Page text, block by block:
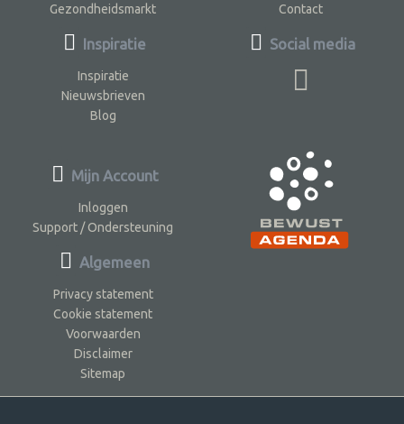
Gezondheidsmarkt
Inspiratie
Inspiratie
Nieuwsbrieven
Blog
Contact
Social media
Mijn Account
Inloggen
Support / Ondersteuning
Algemeen
Privacy statement
Cookie statement
Voorwaarden
Disclaimer
Sitemap